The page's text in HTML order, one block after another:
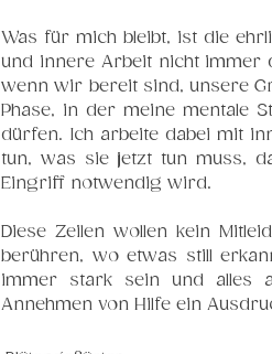
Was für mich bleibt, ist die
und innere Arbeit nicht immer
wenn wir bereit sind, unsere
Phase, in der meine mentale
dürfen. Ich arbeite dabei mit
tun, was sie jetzt tun muss,
Eingriff notwendig wird.
Diese Zeilen wollen kein
berühren, wo etwas still
immer stark sein und alles
Annehmen von Hilfe ein